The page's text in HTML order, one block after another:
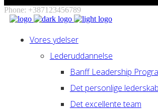
Phone: +387123456789
Vores ydelser
Lederuddannelse
Banff Leadership
Det personlige lederskab
Det excellente team